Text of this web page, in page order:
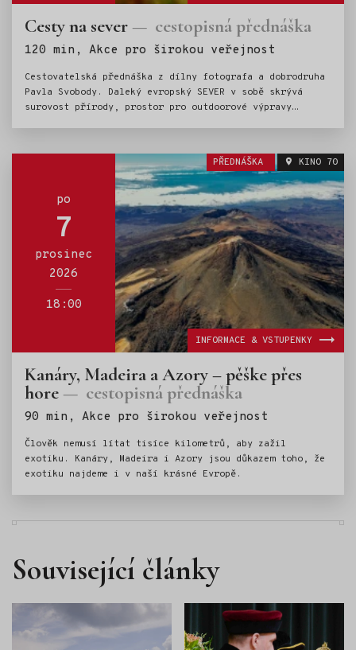
Cesty na sever cestopisná přednáška
120 min, Akce pro širokou veřejnost
Cestovatelská přednáška z dílny fotografa a dobrodruha
Pavla Svobody. Daleký evropský SEVER v sobě skrývá
surovost přírody, prostor pro outdoorové výpravy
po
7
prosinec
2026
18:00
PŘEDNÁŠKA KINO 70
Kanáry, Madeira a Azory – pěške přes
hore cestopisná přednáška
90 min, Akce pro širokou veřejnost
Člověk nemusí lítat tisíce kilometrů, aby zažil
exotiku. Kanáry, Madeira i Azory jsou důkazem toho, že
exotiku najdeme i v naší krásné Evropě.
INFORMACE & VSTUPENKY
Související články